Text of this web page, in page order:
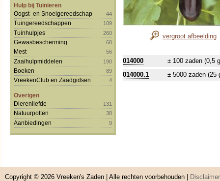
Hulp bij Tuinieren
Oogst- en Snoeigereedschap
44
Tuingereedschappen 109
Tuinhulpjes 260
Gewasbescherming 68
Mest 56
Zaaihulpmiddelen 190
Boeken 89
VreekenClub en Zaadgidsen 4
Overigen
Dierenliefde
131
Natuurpotten 38
Aanbiedingen 9
vergroot afbeelding
014000
± 100 zaden (0,5
014000.1
± 5000 zaden (25
Copyright © 2026 Vreeken's Zaden | Alle rechten voorbehouden | Disclaimer